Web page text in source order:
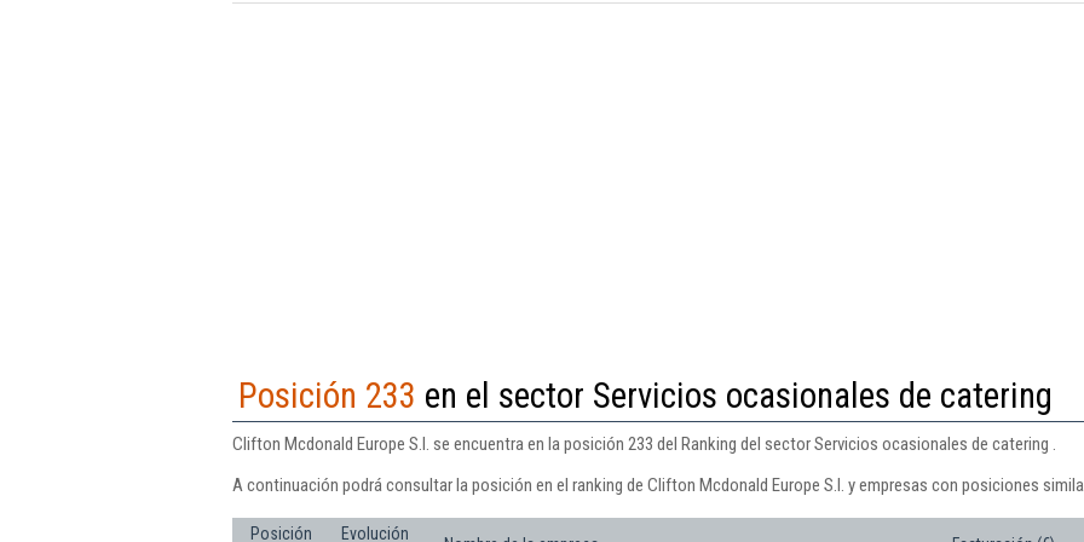
Posición 233 en el sector Servicios ocasionales de catering
Clifton Mcdonald Europe S.l. se encuentra en la posición 233 del Ranking del sector Servicios ocasionales de catering .
A continuación podrá consultar la posición en el ranking de Clifton Mcdonald Europe S.l. y empresas con posiciones
Posición Evolución